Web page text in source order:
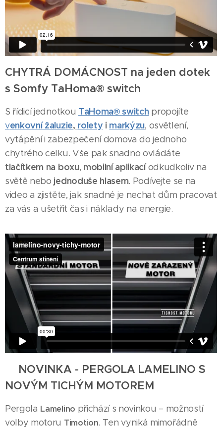
CHYTRÁ DOMÁCNOST na jeden dotek
s Somfy TaHoma® switch
S řídicí jednotkou TaHoma® switch propojíte
venkovní žaluzie, rolety i markýzu, osvětlení,
vytápění i zabezpečení domova do jednoho
chytrého celku. Vše pak snadno ovládáte
tlačítkem na boxu, mobilní aplikacíodkudkoliv na
světě nebojednoduše hlasem. Podívejte se na
video a zjistěte, jak snadné je nechat dům pracovat
za vás a ušetřit čas i náklady na energie.
NOVINKA - PERGOLA LAMELINO S
NOVÝM TICHÝM MOTOREM
Pergola Lamelino přichází s novinkou – možností
volby motoru Timotion. Ten vyniká mimořádně